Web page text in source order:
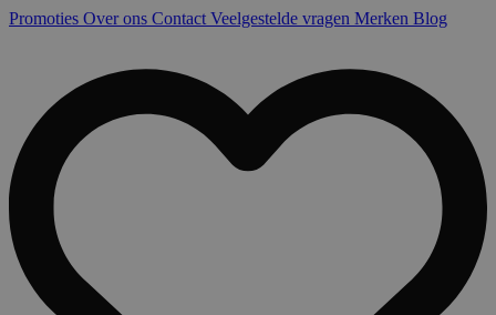
Promoties Over ons Contact Veelgestelde vragen Merken Blog